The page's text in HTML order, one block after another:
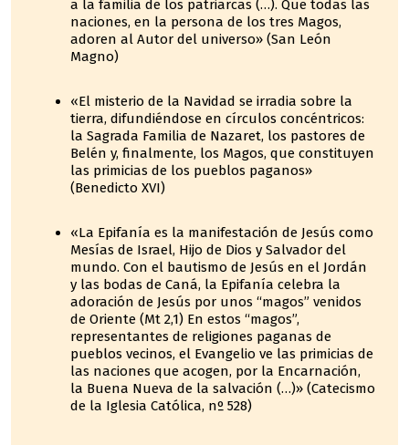
a la familia de los patriarcas (…). Que todas las
naciones, en la persona de los tres Magos,
adoren al Autor del universo» (San León
Magno)
«El misterio de la Navidad se irradia sobre la
tierra, difundiéndose en círculos concéntricos:
la Sagrada Familia de Nazaret, los pastores de
Belén y, finalmente, los Magos, que constituyen
las primicias de los pueblos paganos»
(Benedicto XVI)
«La Epifanía es la manifestación de Jesús como
Mesías de Israel, Hijo de Dios y Salvador del
mundo. Con el bautismo de Jesús en el Jordán
y las bodas de Caná, la Epifanía celebra la
adoración de Jesús por unos “magos” venidos
de Oriente (Mt 2,1) En estos “magos”,
representantes de religiones paganas de
pueblos vecinos, el Evangelio ve las primicias de
las naciones que acogen, por la Encarnación,
la Buena Nueva de la salvación (…)» (Catecismo
de la Iglesia Católica, nº 528)